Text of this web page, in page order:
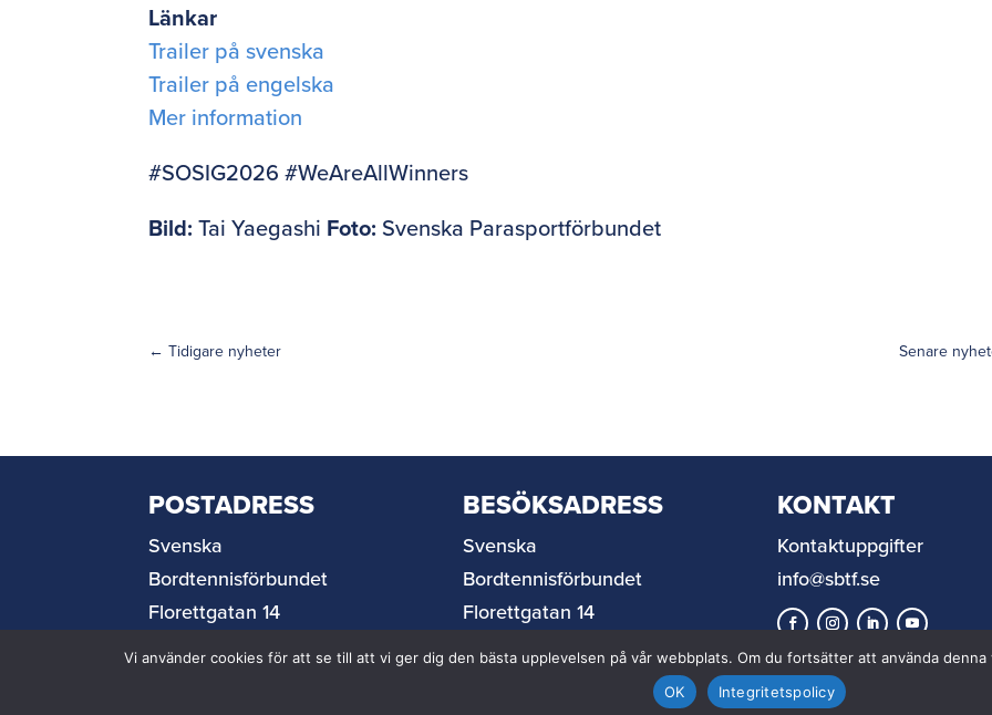
Länkar
Trailer på svenska
Trailer på engelska
Mer information
#SOSIG2026 #WeAreAllWinners
Bild:Tai Yaegashi Foto:Svenska Parasportförbundet
←Tidigare nyheter Senare
POSTADRESS
Svenska
Bordtennisförbundet
Florettgatan 14
254 67 Helsingborg
BESÖKSADRESS
Svenska
Bordtennisförbundet
Florettgatan 14
254 67 Helsingborg
KONTAKT
Kontaktuppgifter
info@sbtf.se
© 2026 Svenska Bordtennisförbundet | In partnership with
Vi använder cookies för att se till att vi ger dig den bästa upplevelsen på vår webbplats. Om du fortsätter att använda
OK
Integritetspolicy